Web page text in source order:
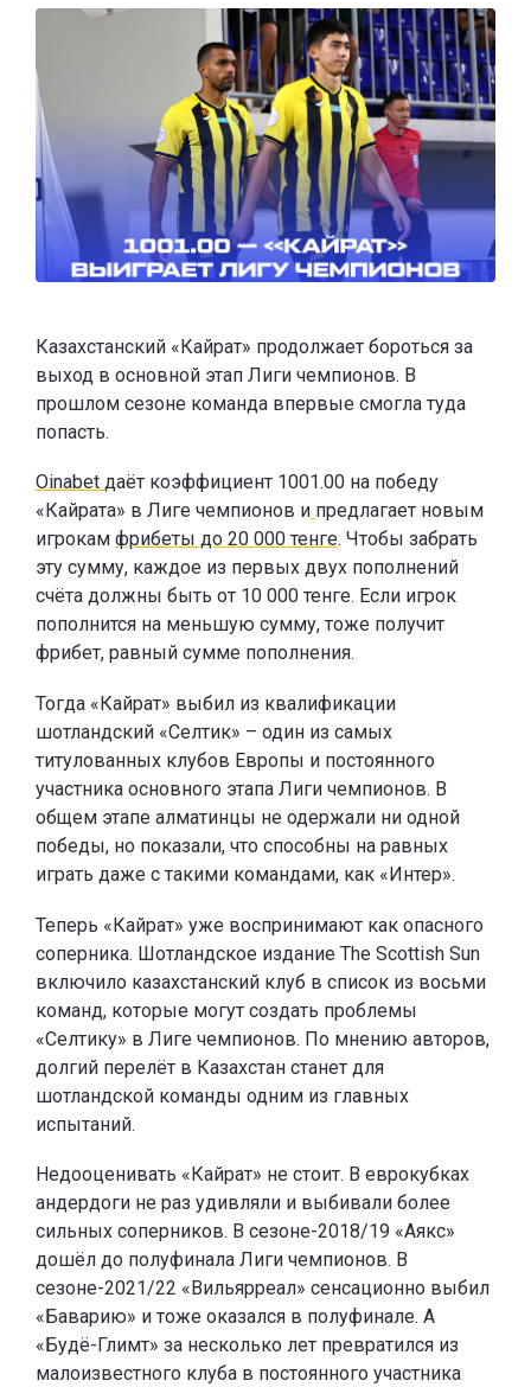
Казахстанский «Кайрат» продолжает бороться за
выход в основной этап Лиги чемпионов. В
прошлом сезоне команда впервые смогла туда
попасть.
Oinabet даёт коэффициент 1001.00 на победу
«Кайрата» в Лиге чемпионов и предлагает новым
игрокам фрибеты до 20 000 тенге. Чтобы забрать
эту сумму, каждое из первых двух пополнений
счёта должны быть от 10 000 тенге. Если игрок
пополнится на меньшую сумму, тоже получит
фрибет, равный сумме пополнения.
Тогда «Кайрат» выбил из квалификации
шотландский «Селтик» – один из самых
титулованных клубов Европы и постоянного
участника основного этапа Лиги чемпионов. В
общем этапе алматинцы не одержали ни одной
победы, но показали, что способны на равных
играть даже с такими командами, как «Интер».
Теперь «Кайрат» уже воспринимают как опасного
соперника. Шотландское издание The Scottish Sun
включило казахстанский клуб в список из восьми
команд, которые могут создать проблемы
«Селтику» в Лиге чемпионов. По мнению авторов,
долгий перелёт в Казахстан станет для
шотландской команды одним из главных
испытаний.
Недооценивать «Кайрат» не стоит. В еврокубках
андердоги не раз удивляли и выбивали более
сильных соперников. В сезоне-2018/19 «Аякс»
дошёл до полуфинала Лиги чемпионов. В
сезоне-2021/22 «Вильярреал» сенсационно выбил
«Баварию» и тоже оказался в полуфинале. А
«Будё-Глимт» за несколько лет превратился из
малоизвестного клуба в постоянного участника